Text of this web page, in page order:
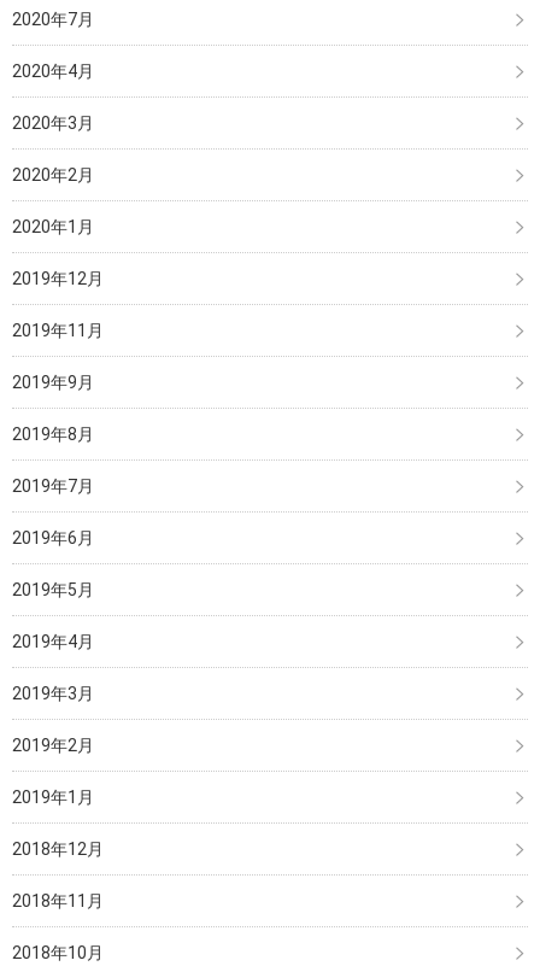
2020年7月
2020年4月
2020年3月
2020年2月
2020年1月
2019年12月
2019年11月
2019年9月
2019年8月
2019年7月
2019年6月
2019年5月
2019年4月
2019年3月
2019年2月
2019年1月
2018年12月
2018年11月
2018年10月